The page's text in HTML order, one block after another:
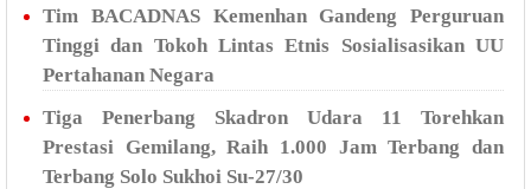
Tim BACADNAS Kemenhan Gandeng Perguruan
Tinggi dan Tokoh Lintas Etnis Sosialisasikan UU
Pertahanan Negara
Tiga Penerbang Skadron Udara 11 Torehkan
Prestasi Gemilang, Raih 1.000 Jam Terbang dan
Terbang Solo Sukhoi Su-27/30